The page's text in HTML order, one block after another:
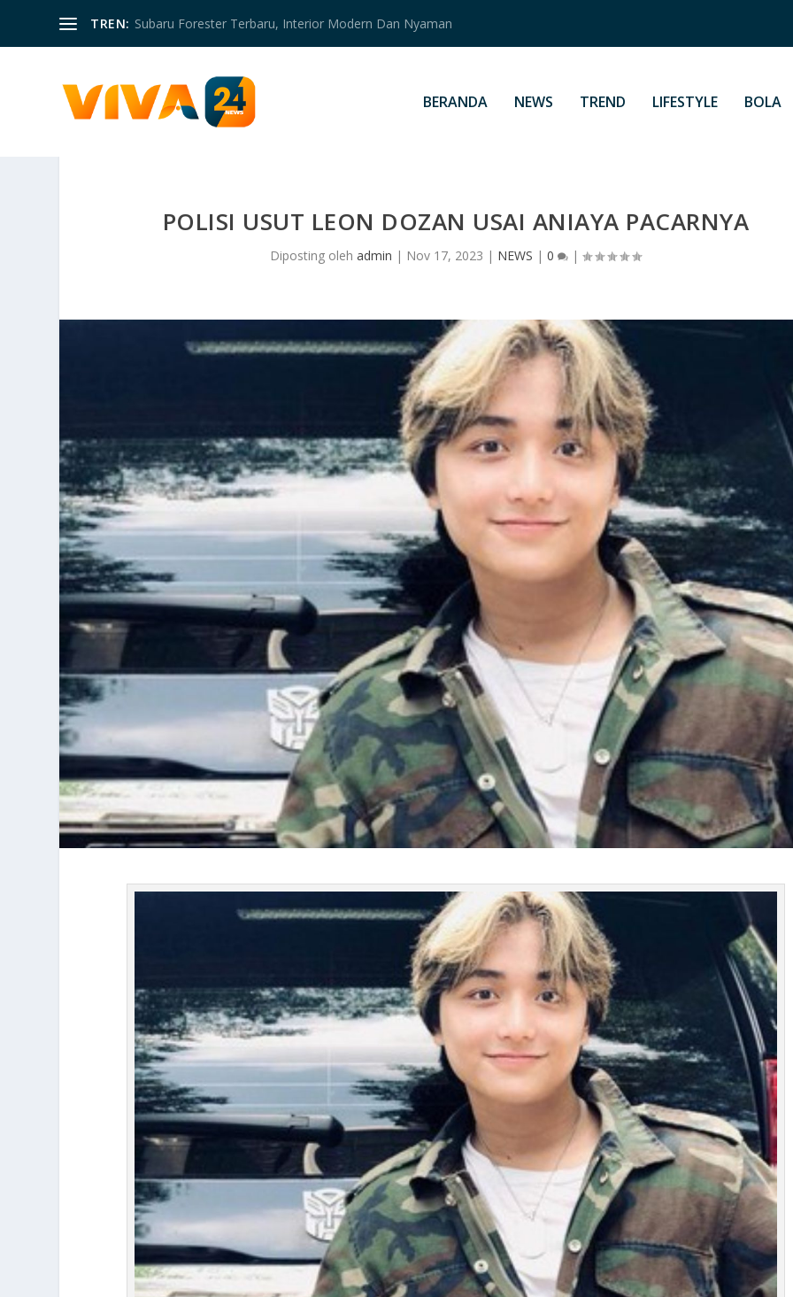
TREN: Subaru Forester Terbaru, Interior Modern Dan Nyaman
BERANDA NEWS TREND LIFESTYLE BOLA
POLISI USUT LEON DOZAN USAI ANIAYA PACARNYA
Diposting olehadmin | Nov 17, 2023 | NEWS |0 |